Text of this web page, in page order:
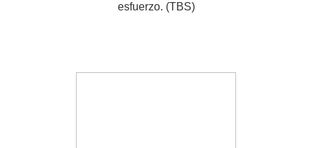
esfuerzo. (TBS)